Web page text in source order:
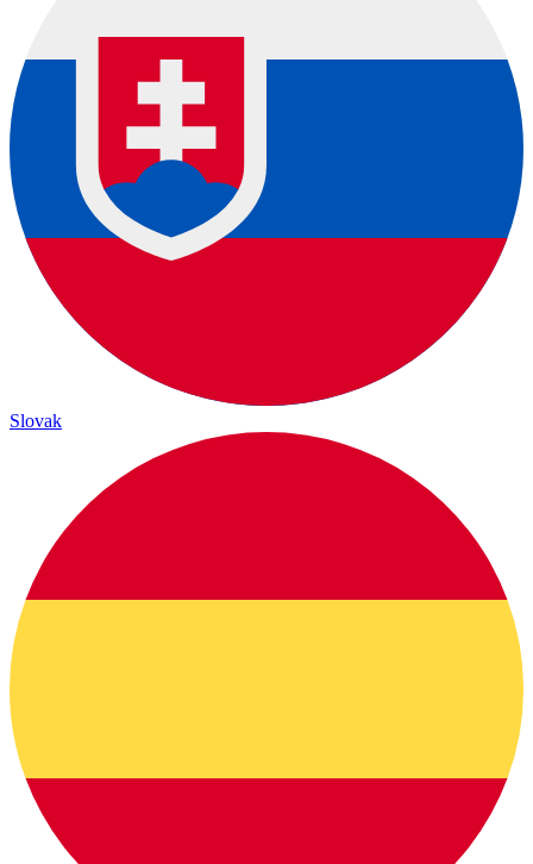
Slovak